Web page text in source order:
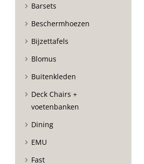
Barsets
Beschermhoezen
Bijzettafels
Blomus
Buitenkleden
Deck Chairs +
voetenbanken
Dining
EMU
Fast